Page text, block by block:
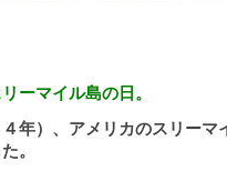
ーマイル島の日。
年）、アメリカのスリーマ
。